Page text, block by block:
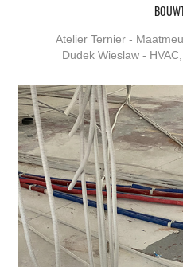
Atelier Ternier -
Dudek Wieslaw -